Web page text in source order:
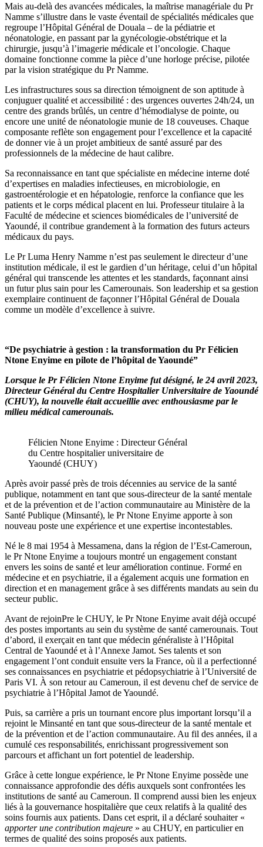
Mais au-delà des avancées médicales, la maîtrise managériale du Pr
Namme s’illustre dans le vaste éventail de spécialités médicales que
regroupe l’Hôpital Général de Douala – de la pédiatrie et
néonatologie, en passant par la gynécologie-obstétrique et la
chirurgie, jusqu’à l’imagerie médicale et l’oncologie. Chaque
domaine fonctionne comme la pièce d’une horloge précise, pilotée
par la vision stratégique du Pr Namme.
Les infrastructures sous sa direction témoignent de son aptitude à
conjuguer qualité et accessibilité : des urgences ouvertes 24h/24, un
centre des grands brûlés, un centre d’hémodialyse de pointe, ou
encore une unité de néonatologie munie de 18 couveuses. Chaque
composante reflète son engagement pour l’excellence et la capacité
de donner vie à un projet ambitieux de santé assuré par des
professionnels de la médecine de haut calibre.
Sa reconnaissance en tant que spécialiste en médecine interne doté
d’expertises en maladies infectieuses, en microbiologie, en
gastroentérologie et en hépatologie, renforce la confiance que les
patients et le corps médical placent en lui. Professeur titulaire à la
Faculté de médecine et sciences biomédicales de l’université de
Yaoundé, il contribue grandement à la formation des futurs acteurs
médicaux du pays.
Le Pr Luma Henry Namme n’est pas seulement le directeur d’une
institution médicale, il est le gardien d’un héritage, celui d’un hôpital
général qui transcende les attentes et les standards, façonnant ainsi
un futur plus sain pour les Camerounais. Son leadership et sa gestion
exemplaire continuent de façonner l’Hôpital Général de Douala
comme un modèle d’excellence à suivre.
“De psychiatrie à gestion : la transformation du Pr Félicien
Ntone Enyime en pilote de l’hôpital de Yaoundé”
Lorsque le Pr Félicien Ntone Enyime fut désigné, le 24 avril 2023,
Directeur Général du Centre Hospitalier Universitaire de Yaoundé
(CHUY), la nouvelle était accueillie avec enthousiasme par le
milieu médical camerounais.
Félicien Ntone Enyime : Directeur Général
du Centre hospitalier universitaire de
Yaoundé (CHUY)
Après avoir passé près de trois décennies au service de la santé
publique, notamment en tant que sous-directeur de la santé mentale
et de la prévention et de l’action communautaire au Ministère de la
Santé Publique (Minsanté), le Pr Ntone Enyime apporte à son
nouveau poste une expérience et une expertise incontestables.
Né le 8 mai 1954 à Messamena, dans la région de l’Est-Cameroun,
le Pr Ntone Enyime a toujours montré un engagement constant
envers les soins de santé et leur amélioration continue. Formé en
médecine et en psychiatrie, il a également acquis une formation en
direction et en management grâce à ses différents mandats au sein du
secteur public.
Avant de rejoinPre le CHUY, le Pr Ntone Enyime avait déjà occupé
des postes importants au sein du système de santé camerounais. Tout
d’abord, il exerçait en tant que médecin généraliste à l’Hôpital
Central de Yaoundé et à l’Annexe Jamot. Ses talents et son
engagement l’ont conduit ensuite vers la France, où il a perfectionné
ses connaissances en psychiatrie et pédopsychiatrie à l’Université de
Paris VI. À son retour au Cameroun, il est devenu chef de service de
psychiatrie à l’Hôpital Jamot de Yaoundé.
Puis, sa carrière a pris un tournant encore plus important lorsqu’il a
rejoint le Minsanté en tant que sous-directeur de la santé mentale et
de la prévention et de l’action communautaire. Au fil des années, il a
cumulé ces responsabilités, enrichissant progressivement son
parcours et affichant un fort potentiel de leadership.
Grâce à cette longue expérience, le Pr Ntone Enyime possède une
connaissance approfondie des défis auxquels sont confrontées les
institutions de santé au Cameroun. Il comprend aussi bien les enjeux
liés à la gouvernance hospitalière que ceux relatifs à la qualité des
soins fournis aux patients. Dans cet esprit, il a déclaré souhaiter «
apporter une contribution majeure » au CHUY, en particulier en
termes de qualité des soins proposés aux patients.